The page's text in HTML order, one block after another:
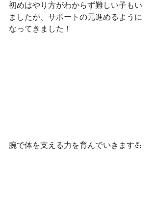
初めはやり方がわからず難しい子もい
ましたが、サポートの元進めるように
なってきました！
腕で体を支える力を育んでいきます💪